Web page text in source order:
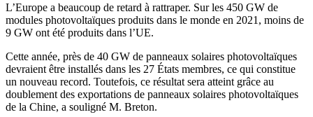
L’Europe a beaucoup de retard à rattraper. Sur les 450 GW de
modules photovoltaïques produits dans le monde en 2021, moins de
9 GW ont été produits dans l’UE.
Cette année, près de 40 GW de panneaux solaires photovoltaïques
devraient être installés dans les 27 États membres, ce qui constitue
un nouveau record. Toutefois, ce résultat sera atteint grâce au
doublement des exportations de panneaux solaires photovoltaïques
de la Chine, a souligné M. Breton.